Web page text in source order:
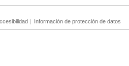
| Información de protección de datos